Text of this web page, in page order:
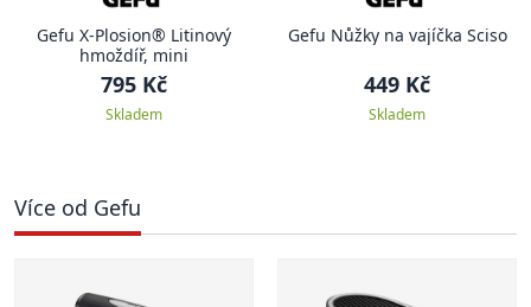
Gefu X-Plosion® Litinový
hmoždíř, mini
795 Kč
Skladem
Gefu Nůžky na vajíčka Sciso
449 Kč
Skladem
Více od Gefu